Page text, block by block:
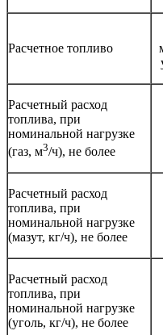
Расчетное топливо
Расчетный расход
топлива, при
номинальной нагрузке
(газ, м3/ч), не более
Расчетный расход
топлива, при
номинальной нагрузке
(мазут, кг/ч), не более
Расчетный расход
топлива, при
номинальной нагрузке
(уголь, кг/ч), не более